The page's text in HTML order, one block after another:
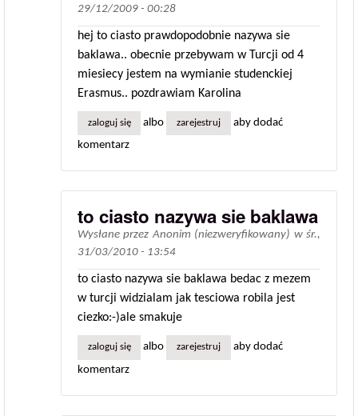
29/12/2009 - 00:28
hej to ciasto prawdopodobnie nazywa sie
baklawa.. obecnie przebywam w Turcji od 4
miesiecy jestem na wymianie studenckiej
Erasmus.. pozdrawiam Karolina
zaloguj się albo zarejestruj
aby dodać
komentarz
to ciasto nazywa sie baklawa
Wysłane przezAnonim (niezweryfikowany) wśr.,
31/03/2010 - 13:54
to ciasto nazywa sie baklawa bedac z mezem
w turcji widzialam jak tesciowa robila jest
ciezko:-)ale smakuje
zaloguj się albo zarejestruj
aby dodać
komentarz